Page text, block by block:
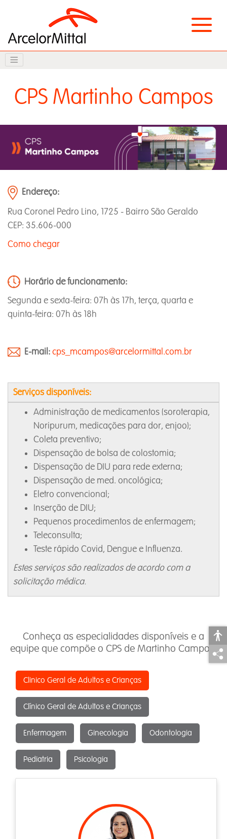
CPS Martinho Campos
Endereço:
Rua Coronel Pedro Lino, 1725 - Bairro São Geraldo
CEP: 35.606-000
Como chegar
Horário de funcionamento:
Segunda e sexta-feira: 07h às 17h, terça, quarta e
quinta-feira: 07h às 18h
E-mail:cps_mcampos@arcelormittal.com.br
Serviços disponíveis:
Administração de medicamentos (soroterapia,
Noripurum, medicações para dor, enjoo);
Coleta preventivo;
Dispensação de bolsa de colostomia;
Dispensação de DIU para rede externa;
Dispensação de med. oncológica;
Eletro convencional;
Inserção de DIU;
Pequenos procedimentos de enfermagem;
Teleconsulta;
Teste rápido Covid, Dengue e Influenza.
Estes serviços são realizados de acordo com a
solicitação médica.
Conheça as especialidades disponíveis e a
equipe que compõe o CPS de Martinho Campos:
Clinico Geral de Adultos e Crianças
Clínico Geral de Adultos e Crianças
Enfermagem Ginecologia Odontologia
Pediatria Psicologia